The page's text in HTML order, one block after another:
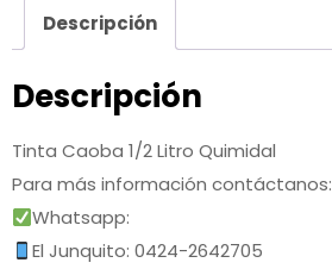
Descripción
Descripción
Tinta Caoba 1/2 Litro Quimidal
Para más información contáctanos:
Whatsapp:
El Junquito: 0424-2642705